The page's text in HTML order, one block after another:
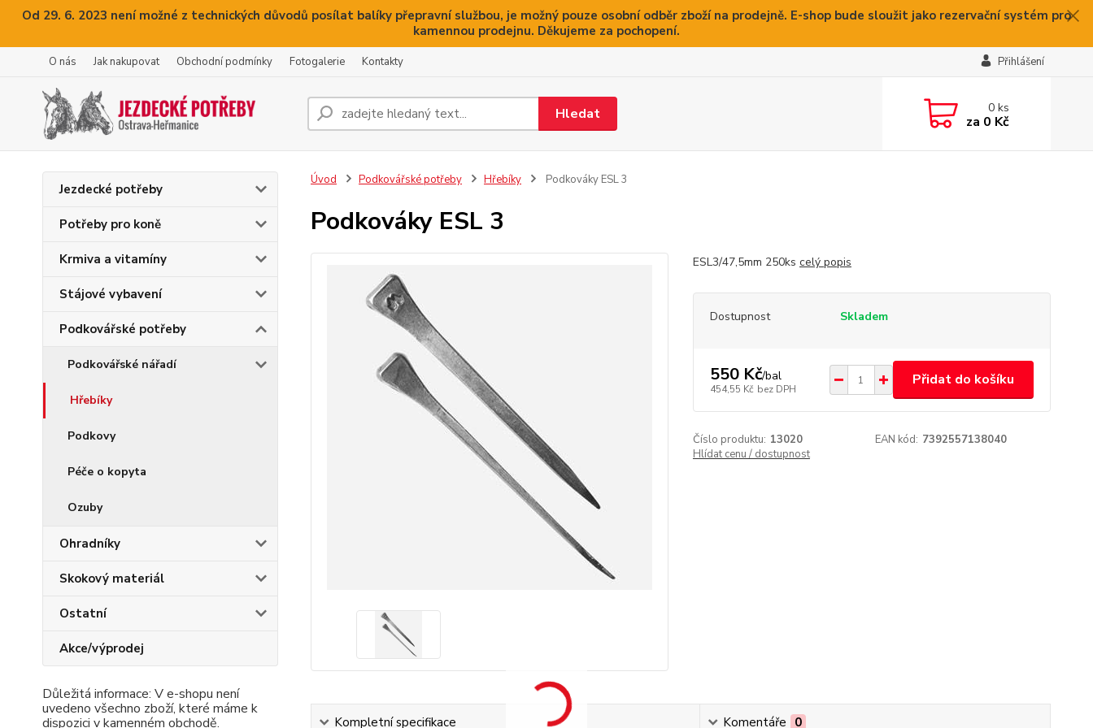
Od 29. 6. 2023 není možné z technických důvodů posílat balíky přepravní službou, je možný pouze osobní odběr zboží na prodejně. E-shop bude sloužit jako rezervační systém pro
kamennou prodejnu. Děkujeme za pochopení.
O nás Jak nakupovat Obchodní podmínky Fotogalerie Kontakty Přihlášení
Hledat 0ks
za 0 Kč
Jezdecké potřeby
Potřeby pro koně
Krmiva a vitamíny
Stájové vybavení
Podkovářské potřeby
Podkovářské nářadí
Hřebíky
Podkovy
Péče o kopyta
Ozuby
Ohradníky
Skokový materiál
Ostatní
Akce/výprodej
Důležitá informace: V e-shopu není
uvedeno všechno zboží, které máme k
dispozici v kamenném obchodě.
Úvod Podkovářské potřeby Hřebíky Podkováky ESL 3
Podkováky ESL 3
ESL3/47,5mm 250ks celý popis
Dostupnost Skladem
550 Kč/bal
454,55 Kč bez DPH
Přidat do košíku
Číslo produktu: 13020 EAN kód: 7392557138040
Hlídat cenu / dostupnost
Kompletní specifikace Komentáře 0